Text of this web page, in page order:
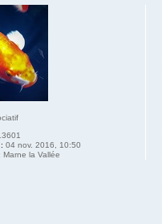
04 nov. 2016, 10:50
Marne la Vallée